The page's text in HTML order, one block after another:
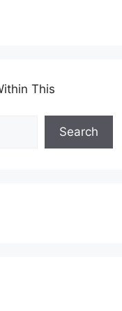
This
Search